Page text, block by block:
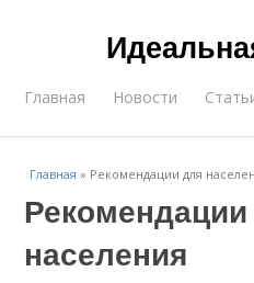
Главная Новости
Главная » Рекомендации для
населения